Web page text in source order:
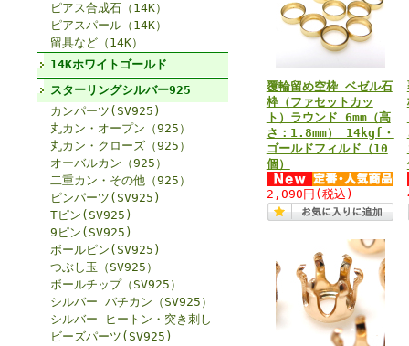
ピアス合成石（14K）
ピアスパール（14K）
留具など（14K）
14Kホワイトゴールド
スターリングシルバー925
カンパーツ(SV925)
丸カン・オープン（925）
丸カン・クローズ（925）
オーバルカン（925）
二重カン・その他（925）
ピンパーツ(SV925)
Tピン(SV925)
9ピン(SV925)
ボールピン(SV925)
つぶし玉（SV925）
ボールチップ（SV925）
シルバー バチカン（SV925）
シルバー ヒートン・突き刺し
ビーズパーツ(SV925)
覆輪留め空枠 ベゼル石
枠（ファセットカッ
ト）ラウンド 6mm（高
さ：1.8mm） 14kgf・
ゴールドフィルド（10
個）
2,090円 (税込)